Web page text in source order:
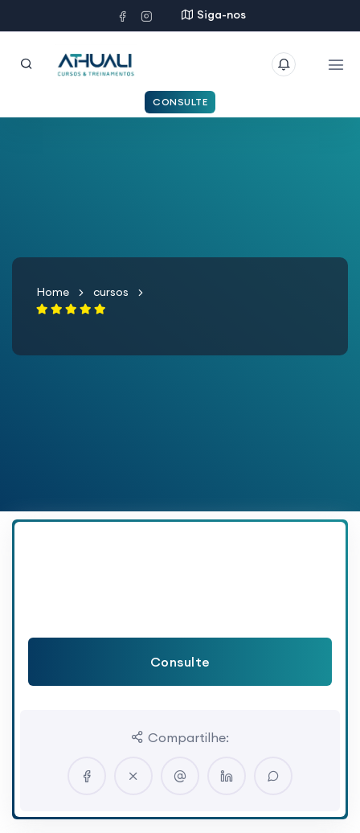
Siga-nos
CONSULTE
Home cursos
Consulte
Compartilhe: